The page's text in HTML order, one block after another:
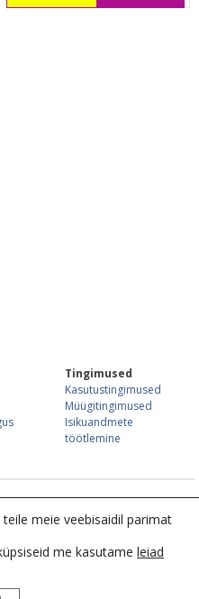
Tingimused
Kasutustingimused
Müügitingimused
Isikuandmete
töötlemine
, E-R 09:00-16:00
meie veebisaidil parimat
me kasutame leiad